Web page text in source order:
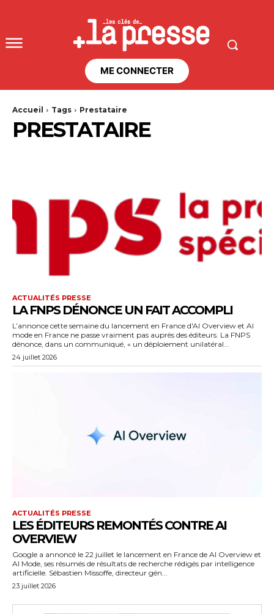
ME CONNECTER
Accueil Tags Prestataire
PRESTATAIRE
ACTUALITÉS PRESSE
LA FNPS DÉNONCE UN FAIT ACCOMPLI
L’annonce cette semaine du lancement en France d'AI Overview et AI
mode en France ne passe vraiment pas auprès des éditeurs. La FNPS
dénonce, dans un communiqué, « un déploiement unilatéral...
24 juillet 2026
ACTUALITÉS PRESSE
LES ÉDITEURS REMONTÉS CONTRE AI
OVERVIEW
Google a annoncé le 22 juillet le lancement en France de AI Overview et
AI Mode, ses résumés de résultats de recherche rédigés par intelligence
artificielle. Sébastien Missoffe, directeur gén...
23 juillet 2026